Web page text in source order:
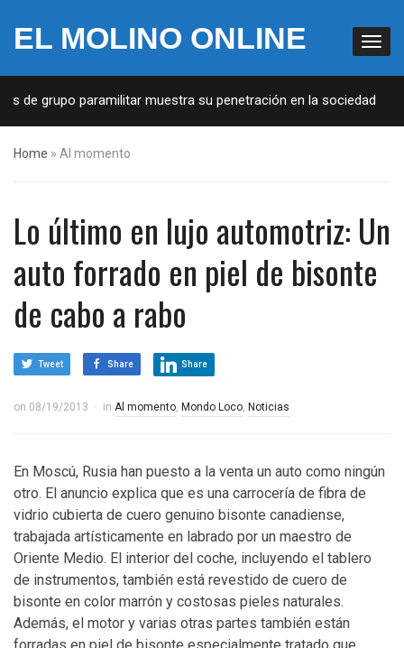
EL MOLINO ONLINE
de grupo paramilitar muestra su penetración en la sociedad
Home » Al momento
Lo último en lujo automotriz: Un
auto forrado en piel de bisonte
de cabo a rabo
Tweet Share Share
on 08/19/2013 in Al momento, Mondo Loco, Noticias
En Moscú, Rusia han puesto a la venta un auto como ningún
otro. El anuncio explica que es una carrocería de fibra de
vidrio cubierta de cuero genuino bisonte canadiense,
trabajada artísticamente en labrado por un maestro de
Oriente Medio. El interior del coche, incluyendo el tablero
de instrumentos, también está revestido de cuero de
bisonte en color marrón y costosas pieles naturales.
Además, el motor y varias otras partes también están